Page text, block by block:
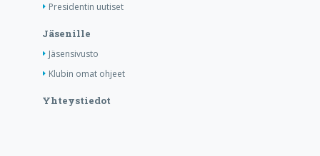
Presidentin uutiset
Jäsenille
Jäsensivusto
Klubin omat ohjeet
Yhteystiedot